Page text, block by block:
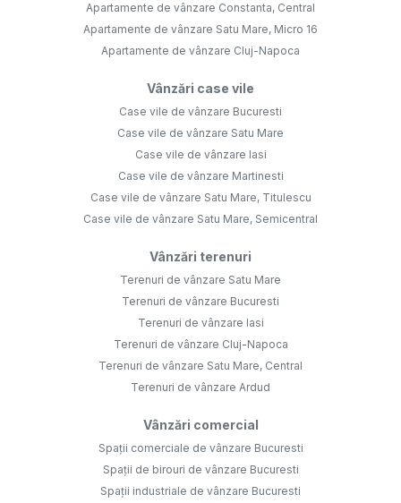
Apartamente de vânzare Constanta, Central
Apartamente de vânzare Satu Mare, Micro 16
Apartamente de vânzare Cluj-Napoca
Vânzări case vile
Case vile de vânzare Bucuresti
Case vile de vânzare Satu Mare
Case vile de vânzare Iasi
Case vile de vânzare Martinesti
Case vile de vânzare Satu Mare, Titulescu
Case vile de vânzare Satu Mare, Semicentral
Vânzări terenuri
Terenuri de vânzare Satu Mare
Terenuri de vânzare Bucuresti
Terenuri de vânzare Iasi
Terenuri de vânzare Cluj-Napoca
Terenuri de vânzare Satu Mare, Central
Terenuri de vânzare Ardud
Vânzări comercial
Spații comerciale de vânzare Bucuresti
Spații de birouri de vânzare Bucuresti
Spații industriale de vânzare Bucuresti